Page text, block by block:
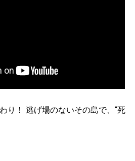
り！ 逃げ場のないその島で、“死